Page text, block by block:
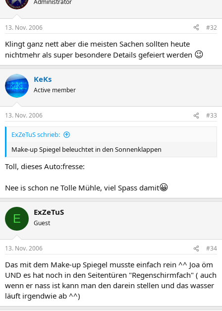
Administrator
13. Nov. 2006 #32
Klingt ganz nett aber die meisten Sachen sollten heute
nichtmehr als super besondere Details gefeiert werden 😉
KeKs
Active member
13. Nov. 2006 #33
ExZeTuS schrieb:
Make-up Spiegel beleuchtet in den Sonnenklappen
Toll, dieses Auto:fresse:
Nee is schon ne Tolle Mühle, viel Spass damit😀
E ExZeTuS
Guest
13. Nov. 2006 #34
Das mit dem Make-up Spiegel musste einfach rein ^^ Joa öm
UND es hat noch in den Seitentüren "Regenschirmfach" ( auch
wenn er nass ist kann man den darein stellen und das wasser
läuft irgendwie ab ^^)